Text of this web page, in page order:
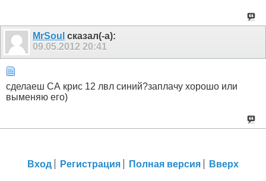
MrSoul сказал(-а):
09.05.2012 20:41
сделаеш СА крис 12 лвл синий?заплачу хорошо или
выменяю его)
Вход Регистрация Полная версия Вверх